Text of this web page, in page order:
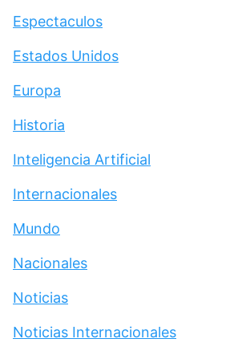
Espectaculos
Estados Unidos
Europa
Historia
Inteligencia Artificial
Internacionales
Mundo
Nacionales
Noticias
Noticias Internacionales